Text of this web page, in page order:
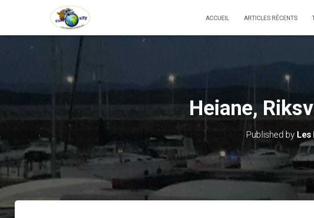
ACCUEIL ARTICLES RÉCENTS
Heiane,
Published by Les